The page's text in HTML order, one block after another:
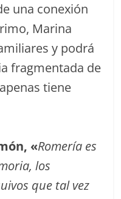
una conexión
Marina
y podrá
fragmentada de
tiene
«Romería es
los
que tal vez